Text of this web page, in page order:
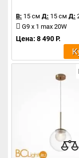
В: 15 см Д: 15 см Д:
G9 x 1 max 20W
Цена: 8 490 Р.